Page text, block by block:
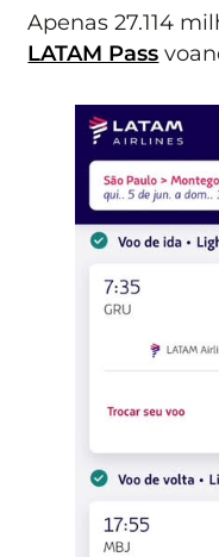
Apenas 27.114
LATAM Pass